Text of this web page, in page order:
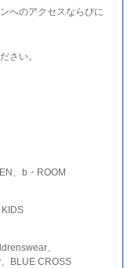
へのアクセスならびに
さい。
、b・ROOM
、
BLUE CROSS